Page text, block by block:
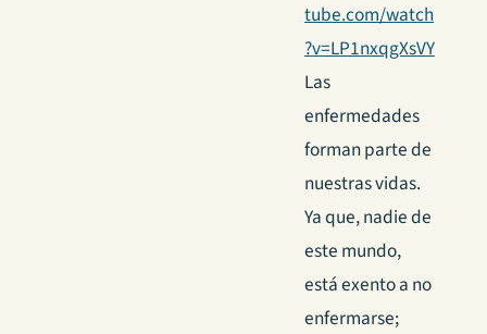
tube.com/watch
?v=LP1nxqgXsVY
Las
enfermedades
forman parte de
nuestras vidas.
Ya que, nadie de
este mundo,
está exento a no
enfermarse;